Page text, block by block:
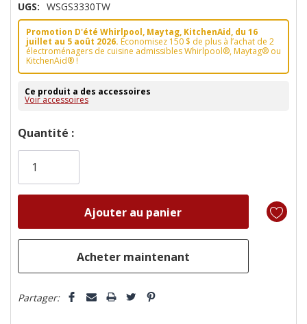
UGS: WSGS3330TW
Promotion D'été Whirlpool, Maytag, KitchenAid, du 16
juillet au 5 août 2026. Économisez 150 $ de plus à l’achat de 2
électroménagers de cuisine admissibles Whirlpool®, Maytag® ou
KitchenAid® !
Ce produit a des accessoires
Voir accessoires
Dépêchez-
vous!
plus
Quantité :
Partager: